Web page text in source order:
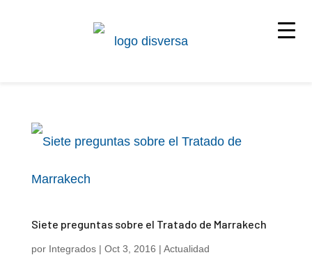
Siete preguntas sobre el Tratado de Marrakech
por Integrados| Oct 3, 2016 | Actualidad